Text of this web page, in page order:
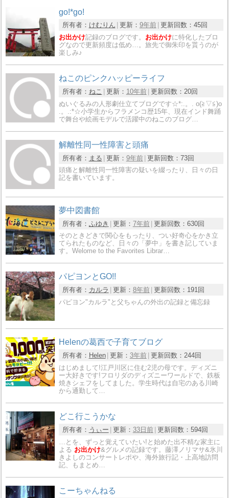
go!*go!
所有者： けむりん 更新： 9年前 更新回数： 45回
お出かけ記録のブログです。 お出かけに特化したブロ
グなので更新頻度は低め…。旅先で御朱印を貰うのが
楽しみ♪
ねこのピンクハッピーライフ
所有者： ねこ 更新： 10年前 更新回数： 20回
ぬいぐるみの人形劇仕立てブログです☆*:.。. o(≧▽≦)o
.。.:*☆小学生からフラメンコ歴15年、現在インド舞踊
で舞台や絵画モデルで活躍中のねこのブログ…
解離性同一性障害と頭痛
所有者： まる 更新： 9年前 更新回数： 73回
頭痛と解離性同一性障害の疑いを綴ったり、日々の日
記を書いています。
夢中図書館
所有者： ふゆき 更新： 7年前 更新回数： 630回
そのときどきで関心をもったり、つい好奇心をかき立
てられたものなど、日々の「夢中」を書き記していま
す。Welome to the Favorites Librar…
パピヨンとGO!!
所有者： カルラ 更新： 8年前 更新回数： 191回
パピヨン"カルラ"と父ちゃんの外出の記録と備忘録
Helenの葛西で子育てブログ
所有者： Helen 更新： 3年前 更新回数： 244回
はじめまして!江戸川区に住む2児の母です。ディズニ
ー大好きです!フロリダのディズニーワールドで、鉄板
焼きシェフをしてました。学生時代は自宅のある川崎
から通勤して…
どこ行こうかな
所有者： うぃー 更新： 33日前 更新回数： 594回
…とを、ずっと覚えていたい!と始めた出不精な家主に
よる お出かけ&グルメの記録です。藤澤ノリマサ&氷川
きよしのコンサートレポや、海外旅行記・上高地訪問
記、もまとめ…
こーちゃんねる